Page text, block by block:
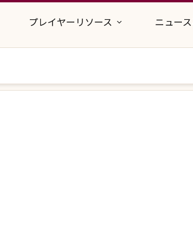
プレイヤーリソース ニュー